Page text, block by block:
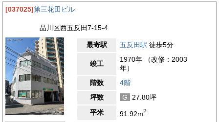
[037025]第三花田ビル
品川区西五反田7-15-4
最寄駅 五反田駅 徒歩5分
竣工
1970年 （改修：2003
年）
階数
4階
坪数
G
27.80坪
平米
91.92m2